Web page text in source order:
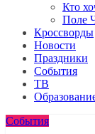
Кто
Поле
Кроссворды
Новости
Праздники
События
ТВ
События